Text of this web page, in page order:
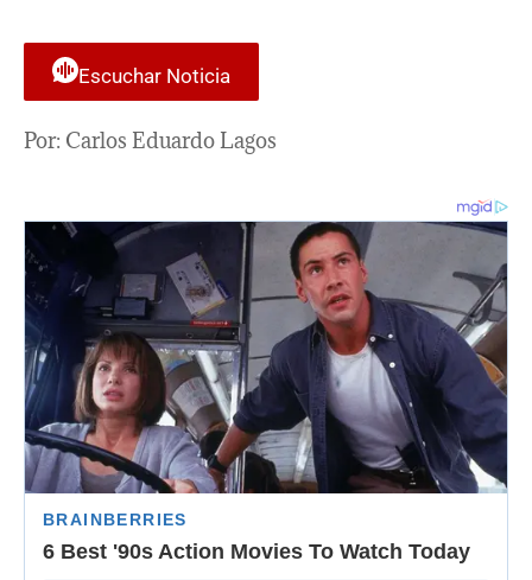
Escuchar Noticia
Por: Carlos Eduardo Lagos